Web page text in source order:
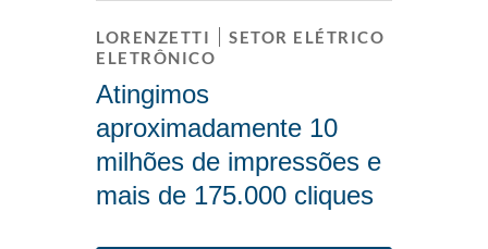
LORENZETTI
SETOR ELÉTRICO
ELETRÔNICO
Atingimos
aproximadamente 10
milhões de impressões e
mais de 175.000 cliques